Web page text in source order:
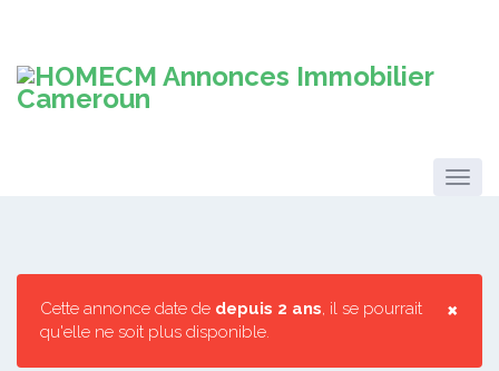
×
Cette annonce date de depuis 2 ans, il se pourrait
qu'elle ne soit plus disponible.